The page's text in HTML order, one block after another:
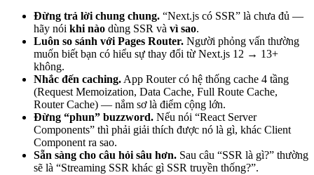
Đừng trả lời chung chung. “Next.js có SSR” là chưa đủ —
hãy nói khi nào dùng SSR và vì sao.
Luôn so sánh với Pages Router. Người phỏng vấn thường
muốn biết bạn có hiểu sự thay đổi từ Next.js 12 → 13+
không.
Nhắc đến caching. App Router có hệ thống cache 4 tầng
(Request Memoization, Data Cache, Full Route Cache,
Router Cache) — nắm sơ là điểm cộng lớn.
Đừng “phun” buzzword. Nếu nói “React Server
Components” thì phải giải thích được nó là gì, khác Client
Component ra sao.
Sẵn sàng cho câu hỏi sâu hơn. Sau câu “SSR là gì?” thường
sẽ là “Streaming SSR khác gì SSR truyền thống?”.